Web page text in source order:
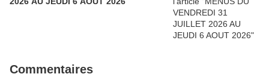
Commentaires